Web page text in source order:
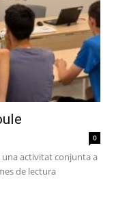
0
una activitat conjunta a
de lectura